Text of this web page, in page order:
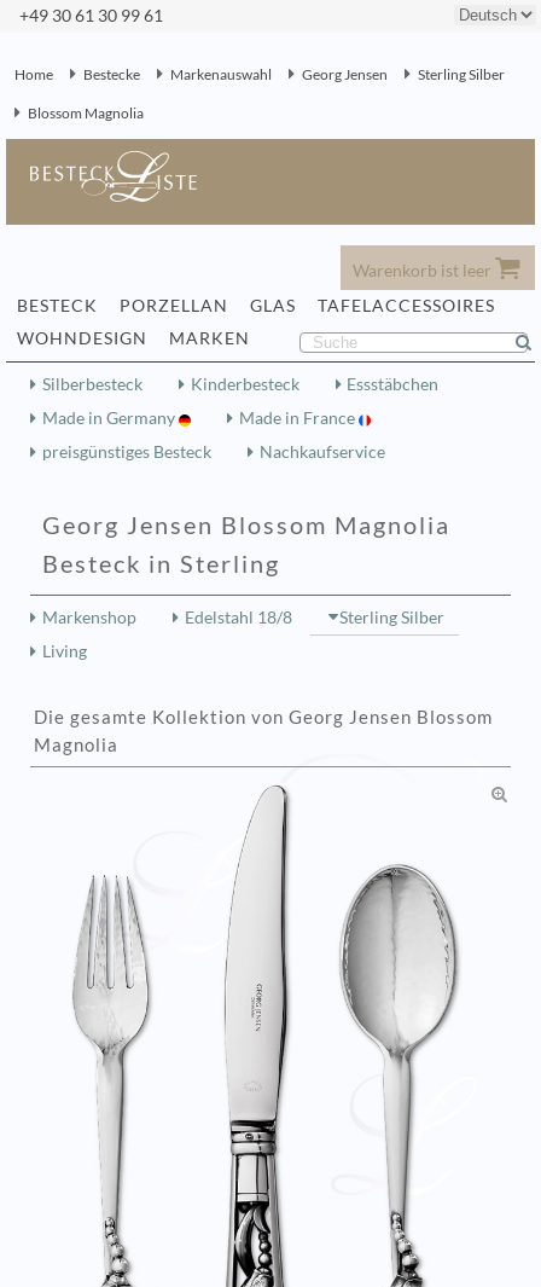
+49 30 61 30 99 61
Home Bestecke Markenauswahl Georg Jensen Sterling Silber
Blossom Magnolia
Warenkorb ist leer
BESTECK
PORZELLAN GLAS
TAFELACCESSOIRES
WOHNDESIGN
MARKEN
Silberbesteck Kinderbesteck
Essstäbchen
Made in Germany
Made in France
preisgünstiges Besteck
Nachkaufservice
Georg Jensen Blossom Magnolia
Besteck in Sterling
Markenshop Edelstahl 18/8
Sterling Silber
Living
Die gesamte Kollektion von Georg Jensen Blossom
Magnolia